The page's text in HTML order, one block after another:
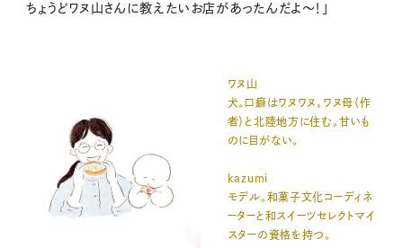
ちょうどワヌ山さんに教えたいお店があったんだよ〜！」
ワヌ山
犬。口癖はワヌワヌ。ワヌ母（作
者）と北陸地方に住む。甘いも
のに目がない。
kazumi
モデル。和菓子文化コーディネ
ーターと和スイーツセレクトマイ
スターの資格を持つ。